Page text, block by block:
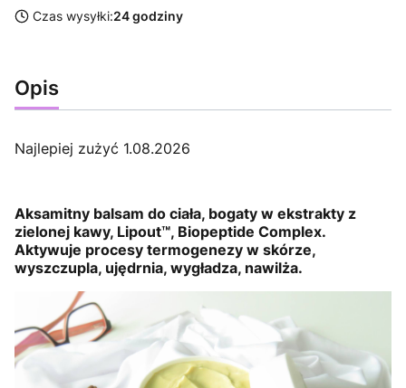
Czas wysyłki:24 godziny
Opis
Najlepiej zużyć 1.08.2026
Aksamitny balsam do ciała, bogaty w ekstrakty z
zielonej kawy, Lipout™, Biopeptide Complex.
Aktywuje procesy termogenezy w skórze,
wyszczupla, ujędrnia, wygładza, nawilża.